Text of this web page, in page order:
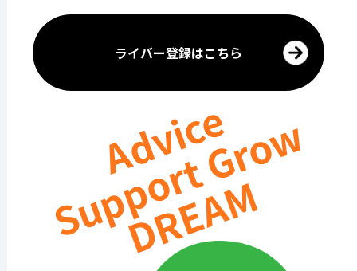
ライバー登録はこちら
Advice
Support Grow
DREAM